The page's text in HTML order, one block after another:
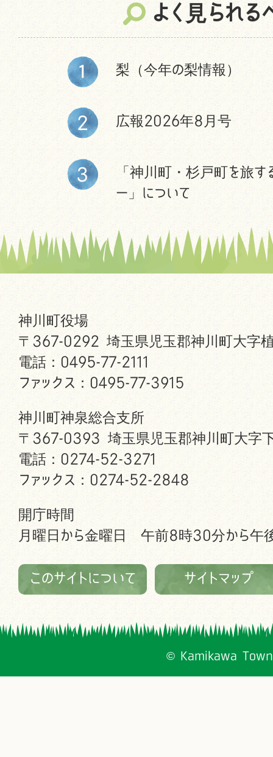
よく見られる
梨（今年の梨情報）
広報2026年8月号
「神川町・杉戸町を旅す
ー」について
神川町役場
〒367-0292 埼玉県児玉郡神川町大字
電話：0495-77-2111
ファックス：0495-77-3915
神川町神泉総合支所
〒367-0393 埼玉県児玉郡神川町大字
電話：0274-52-3271
ファックス：0274-52-2848
開庁時間
月曜日から金曜日 午前8時30分から午
このサイトについて サイトマップ
© Kamikawa Town